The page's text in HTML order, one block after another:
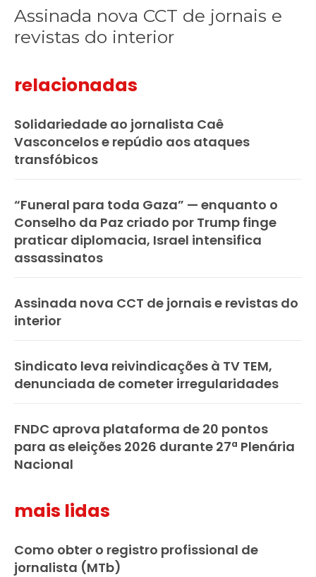
Assinada nova CCT de jornais e
revistas do interior
relacionadas
Solidariedade ao jornalista Caê
Vasconcelos e repúdio aos ataques
transfóbicos
“Funeral para toda Gaza” — enquanto o
Conselho da Paz criado por Trump finge
praticar diplomacia, Israel intensifica
assassinatos
Assinada nova CCT de jornais e revistas do
interior
Sindicato leva reivindicações à TV TEM,
denunciada de cometer irregularidades
FNDC aprova plataforma de 20 pontos
para as eleições 2026 durante 27ª Plenária
Nacional
mais lidas
Como obter o registro profissional de
jornalista (MTb)